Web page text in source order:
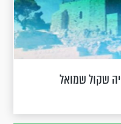
שקול שמואל